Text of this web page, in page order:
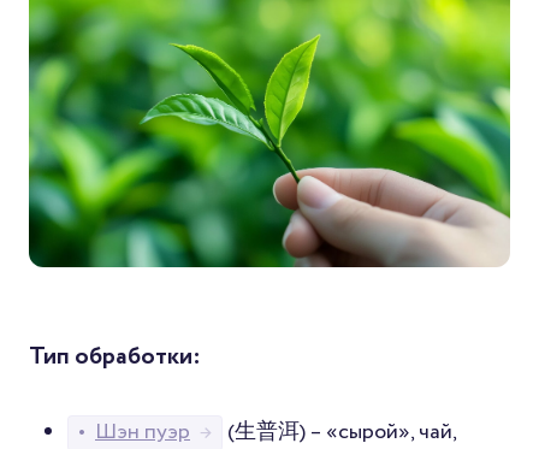
Тип обработки:
• Шэн пуэр →
(生普洱) – «сырой», чай,